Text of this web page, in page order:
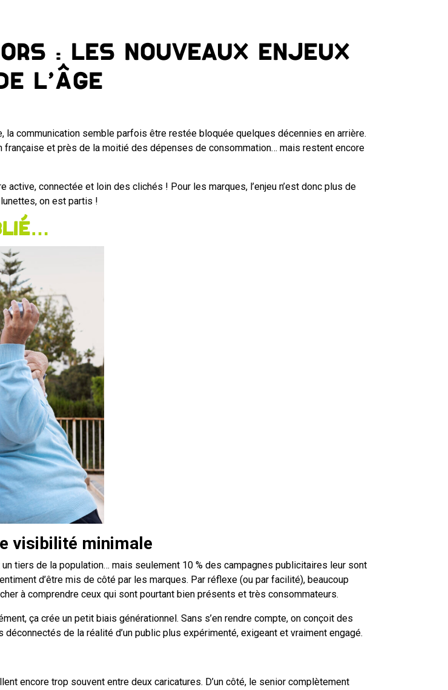
: les nouveaux enjeux
l’âge
la communication semble parfois être restée bloquée quelques décennies en arrière.
française et près de la moitié des dépenses de consommation… mais restent encore
connectée et loin des clichés ! Pour les marques, l’enjeu n’est donc plus de
on est partis !
visibilité minimale
tiers de la population… mais seulement 10 % des campagnes publicitaires leur sont
d’être mis de côté par les marques. Par réflexe (ou par facilité), beaucoup
à comprendre ceux qui sont pourtant bien présents et très consommateurs.
ça crée un petit biais générationnel. Sans s’en rendre compte, on conçoit des
de la réalité d’un public plus expérimenté, exigeant et vraiment engagé.
encore trop souvent entre deux caricatures. D’un côté, le senior complètement